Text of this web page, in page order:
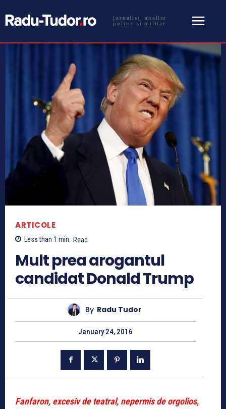
jurnalist, analist
politic si militar
ARTICOLE
Less than 1 min. Read
Mult prea arogantul
candidat Donald Trump
By Radu Tudor
January 24, 2016
Fanfaron, excesiv de teatral, nepermis de orgolios,